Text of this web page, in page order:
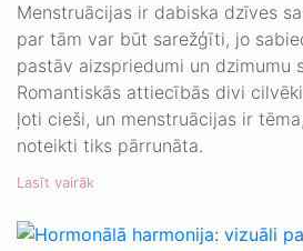
Menstruācijas ir dabiska dzīves
par tām var būt sarežģīti, jo
pastāv aizspriedumi un dzimumu
Romantiskās attiecībās divi
ļoti cieši, un menstruācijas ir
noteikti tiks pārrunāta.
Lasīt vairāk